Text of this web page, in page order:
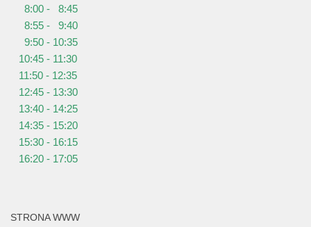
8:00 - 8:45
8:55 - 9:40
9:50 - 10:35
10:45 - 11:30
11:50 - 12:35
12:45 - 13:30
13:40 - 14:25
14:35 - 15:20
15:30 - 16:15
16:20 - 17:05
STRONA WWW